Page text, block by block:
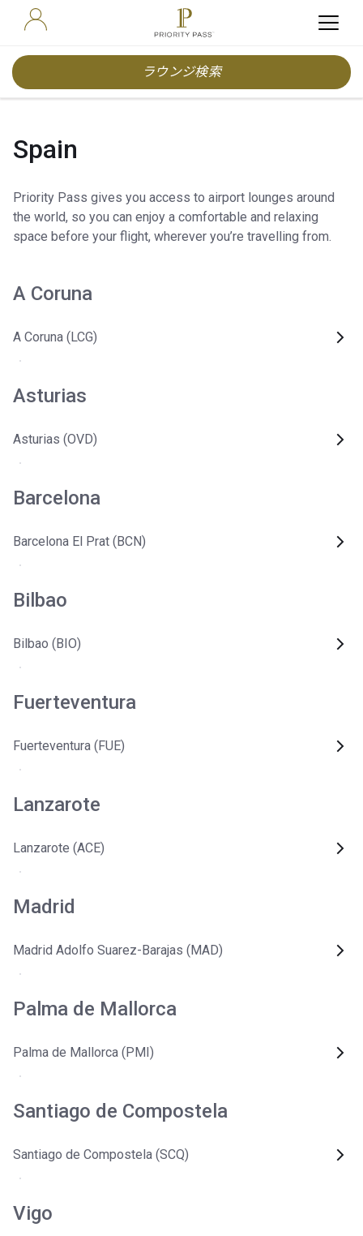
ラウンジ検索
Spain
Priority Pass gives you access to airport lounges around
the world, so you can enjoy a comfortable and relaxing
space before your flight, wherever you’re travelling from.
A Coruna
A Coruna (LCG)
Asturias
Asturias (OVD)
Barcelona
Barcelona El Prat (BCN)
Bilbao
Bilbao (BIO)
Fuerteventura
Fuerteventura (FUE)
Lanzarote
Lanzarote (ACE)
Madrid
Madrid Adolfo Suarez-Barajas (MAD)
Palma de Mallorca
Palma de Mallorca (PMI)
Santiago de Compostela
Santiago de Compostela (SCQ)
Vigo